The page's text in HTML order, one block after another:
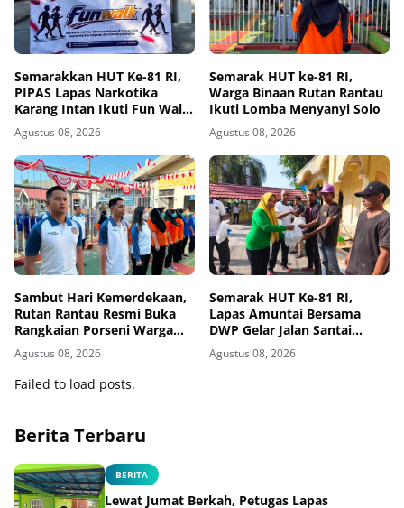
Semarakkan HUT Ke-81 RI,
PIPAS Lapas Narkotika
Karang Intan Ikuti Fun Walk
Kemenimipas Kalsel
Agustus 08, 2026
Semarak HUT ke-81 RI,
Warga Binaan Rutan Rantau
Ikuti Lomba Menyanyi Solo
Agustus 08, 2026
Sambut Hari Kemerdekaan,
Rutan Rantau Resmi Buka
Rangkaian Porseni Warga
Binaan
Agustus 08, 2026
Semarak HUT Ke-81 RI,
Lapas Amuntai Bersama
DWP Gelar Jalan Santai
Hingga Baksos
Agustus 08, 2026
Failed to load posts.
Berita Terbaru
BERITA
Lewat Jumat Berkah, Petugas Lapas